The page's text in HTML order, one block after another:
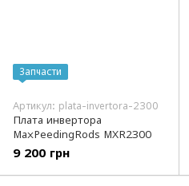
Запчасти
Артикул: plata-invertora-2300
Плата инвертора
MaxPeedingRods MXR2300
9 200 грн